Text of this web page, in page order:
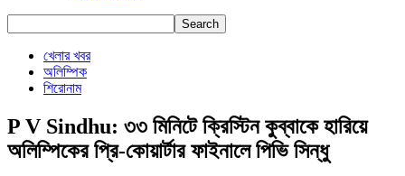
খেলার খবর
অলিম্পিক
শিরোনাম
P V Sindhu: ৩৩ মিনিটে ক্রিস্টিন কুব্বাকে হারিয়ে
অলিম্পিকের প্রি-কোয়ার্টার ফাইনালে পিভি সিন্ধু